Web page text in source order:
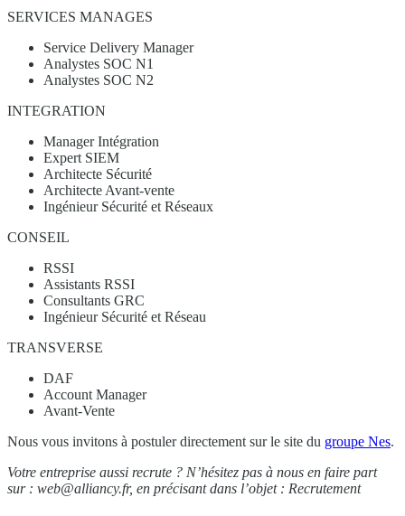
SERVICES MANAGES
Service Delivery Manager
Analystes SOC N1
Analystes SOC N2
INTEGRATION
Manager Intégration
Expert SIEM
Architecte Sécurité
Architecte Avant-vente
Ingénieur Sécurité et Réseaux
CONSEIL
RSSI
Assistants RSSI
Consultants GRC
Ingénieur Sécurité et Réseau
TRANSVERSE
DAF
Account Manager
Avant-Vente
Nous vous invitons à postuler directement sur le site du groupe Nes.
Votre entreprise aussi recrute ? N’hésitez pas à nous en faire part
sur : web@alliancy.fr, en précisant dans l’objet : Recrutement